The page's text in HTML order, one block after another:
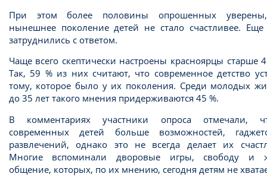
При этом более половины опрошенных
нынешнее поколение детей не стало счастливее.
затруднились с ответом.
Чаще всего скептически настроены красноярцы старше
Так, 59 % из них считают, что современное детство
тому, которое было у их поколения. Среди молодых
до 35 лет такого мнения придерживаются 45 %.
В комментариях участники опроса отмечали,
современных детей больше возможностей,
развлечений, однако это не всегда делает их
Многие вспоминали дворовые игры, свободу и
общение, которых, по их мнению, сегодня детям не